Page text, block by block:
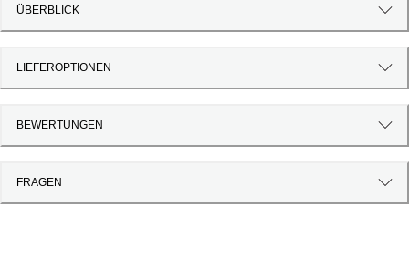
ÜBERBLICK
LIEFEROPTIONEN
BEWERTUNGEN
FRAGEN